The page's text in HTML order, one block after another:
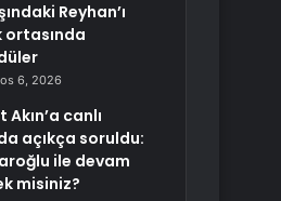
Reyhan’ı
ortasında
6, 2026
Akın’a canlı
açıkça soruldu:
ile devam
misiniz?